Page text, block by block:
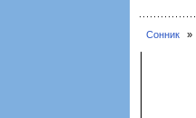
Сонник